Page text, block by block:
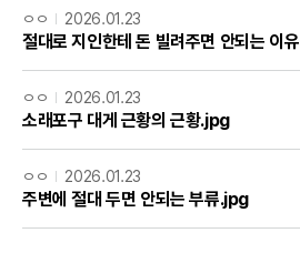
ㅇㅇ 2026.01.23
절대로 지인한테 돈 빌려주면 안되는 이유
ㅇㅇ 2026.01.23
소래포구 대게 근황의 근황.jpg
ㅇㅇ 2026.01.23
주변에 절대 두면 안되는 부류.jpg